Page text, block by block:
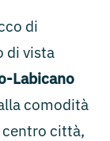
di
di vista
Labicano
comodità
città,